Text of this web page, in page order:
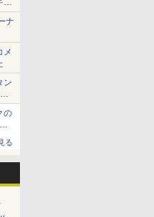
ア
ナ
メ
ン
の
る